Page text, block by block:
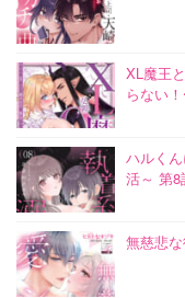
XL魔王
らない
ハルく
活～ 第8
無慈悲